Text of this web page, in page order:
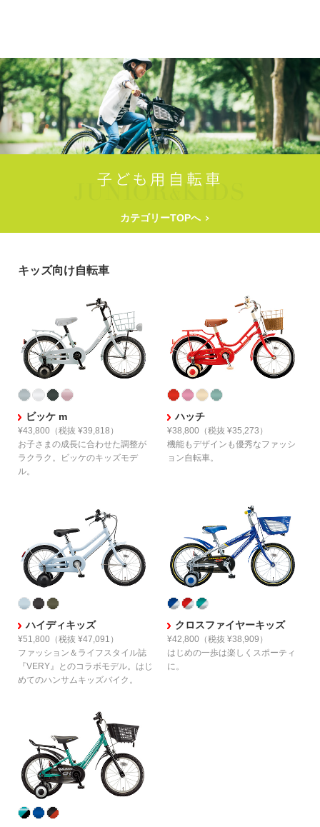
カテゴリーTOPへ
キッズ向け自転車
ビッケ m
¥43,800 （税抜 ¥39,818）
お子さまの成長に合わせた調整が
ラクラク。
ビッケのキッズモデ
ル。
ハッチ
¥38,800 （税抜 ¥35,273）
機能もデザインも優秀なファッシ
ョン自転車。
ハイディキッズ
¥51,800 （税抜 ¥47,091）
ファッション＆ライフスタイル誌
『VERY』とのコラボモデル。 はじ
めてのハンサムキッズバイク。
クロスファイヤーキッズ
¥42,800 （税抜 ¥38,909）
はじめの一歩は楽しくスポーティ
に。